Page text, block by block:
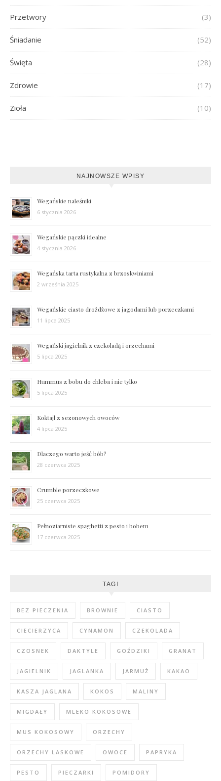
Przetwory (3)
Śniadanie (52)
Święta (28)
Zdrowie (17)
Zioła (10)
NAJNOWSZE WPISY
Wegańskie naleśniki
6 stycznia 2026
Wegańskie pączki idealne
4 stycznia 2026
Wegańska tarta rustykalna z brzoskwiniami
2 września 2025
Wegańskie ciasto drożdżowe z jagodami lub porzeczkami
11 lipca 2025
Wegański jagielnik z czekoladą i orzechami
5 lipca 2025
Hummus z bobu do chleba i nie tylko
5 lipca 2025
Koktajl z sezonowych owoców
4 lipca 2025
Dlaczego warto jeść bób?
28 czerwca 2025
Crumble porzeczkowe
25 czerwca 2025
Pełnoziarniste spaghetti z pesto i bobem
17 czerwca 2025
TAGI
BEZ PIECZENIA BROWNIE CIASTO
CIECIERZYCA CYNAMON CZEKOLADA
CZOSNEK DAKTYLE GOŹDZIKI GRANAT
JAGIELNIK JAGLANKA JARMUŻ KAKAO
KASZA JAGLANA KOKOS MALINY
MIGDAŁY MLEKO KOKOSOWE
MUS KOKOSOWY ORZECHY
ORZECHY LASKOWE OWOCE PAPRYKA
PESTO PIECZARKI POMIDORY